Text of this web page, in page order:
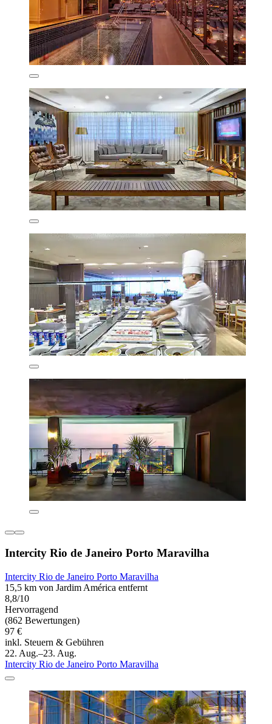
Intercity Rio de Janeiro Porto Maravilha
Intercity Rio de Janeiro Porto Maravilha
15,5 km von Jardim América entfernt
8,8/10
Hervorragend
(862 Bewertungen)
97 €
inkl. Steuern & Gebühren
22. Aug.–23. Aug.
Intercity Rio de Janeiro Porto Maravilha